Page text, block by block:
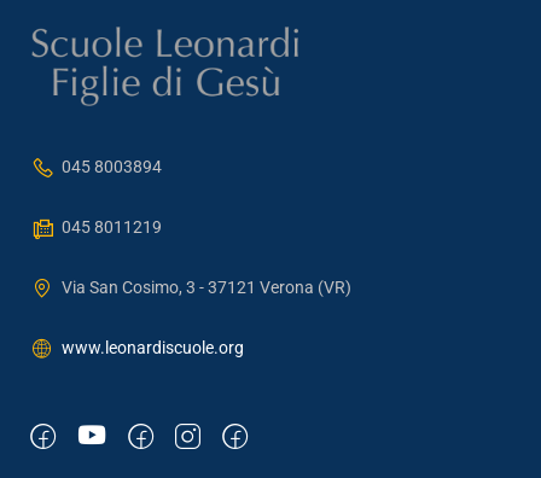
045 8003894
045 8011219
Via San Cosimo, 3 - 37121 Verona (VR)
www.leonardiscuole.org